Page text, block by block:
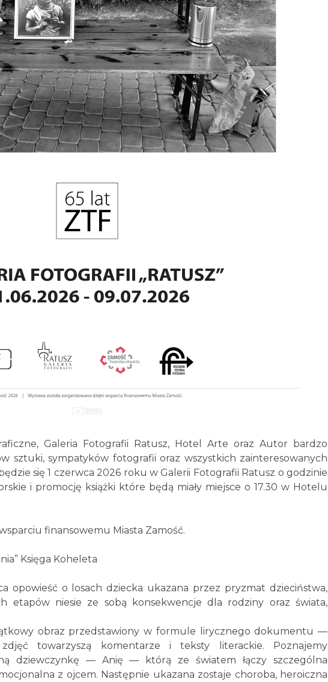
Galeria Fotografii Ratusz, Hotel Arte oraz Autor bardzo
sztuki, sympatyków fotografii oraz wszystkich zainteresowanych
się 1 czerwca 2026 roku w Galerii Fotografii Ratusz o godzinie
i promocję książki które będą miały miejsce o 17.30 w Hotelu
finansowemu Miasta Zamość.
Księga Koheleta
opowieść o losach dziecka ukazana przez pryzmat dzieciństwa,
etapów niesie ze sobą konsekwencje dla rodziny oraz świata,
obraz przedstawiony w formule lirycznego dokumentu —
zdjęć towarzyszą komentarze i teksty literackie. Poznajemy
dziewczynkę — Anię — którą ze światem łączy szczególna
z ojcem. Następnie ukazana zostaje choroba, heroiczna